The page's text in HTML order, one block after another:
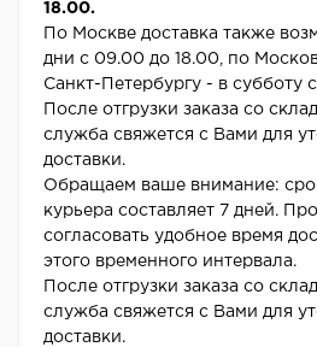
18.00.
По Москве доставка также
дни с 09.00 до 18.00, по
Санкт-Петербургу - в субботу
После отгрузки заказа со
служба свяжется с Вами для
доставки.
Обращаем ваше внимание:
курьера составляет 7 дней.
согласовать удобное время
этого временного интервала.
После отгрузки заказа со
служба свяжется с Вами для
доставки.